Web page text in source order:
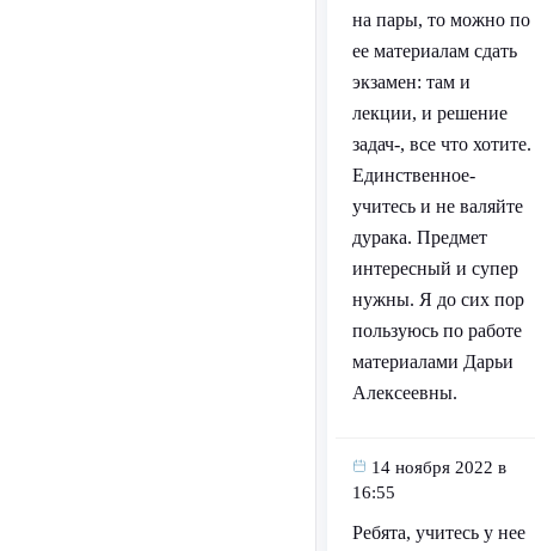
на пары, то можно по
ее материалам сдать
экзамен: там и
лекции, и решение
задач-, все что хотите.
Единственное-
учитесь и не валяйте
дурака. Предмет
интересный и супер
нужны. Я до сих пор
пользуюсь по работе
материалами Дарьи
Алексеевны.
14 ноября 2022 в
16:55
Ребята, учитесь у нее